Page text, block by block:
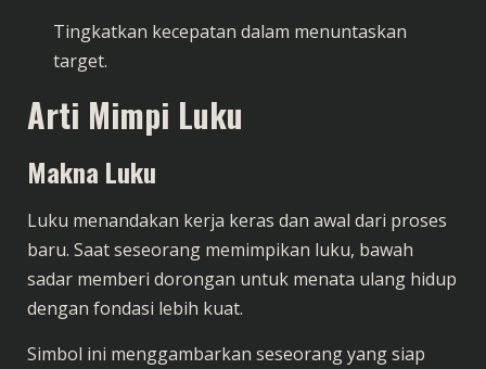
Tingkatkan kecepatan dalam menuntaskan
target.
Arti Mimpi Luku
Makna Luku
Luku menandakan kerja keras dan awal dari proses
baru. Saat seseorang memimpikan luku, bawah
sadar memberi dorongan untuk menata ulang hidup
dengan fondasi lebih kuat.
Simbol ini menggambarkan seseorang yang siap